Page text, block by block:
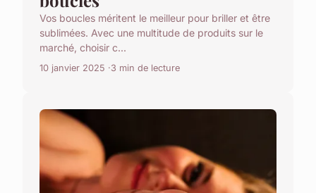
Vos boucles méritent le meilleur pour briller et être
sublimées. Avec une multitude de produits sur le
marché, choisir c...
10 janvier 2025 3 min de lecture